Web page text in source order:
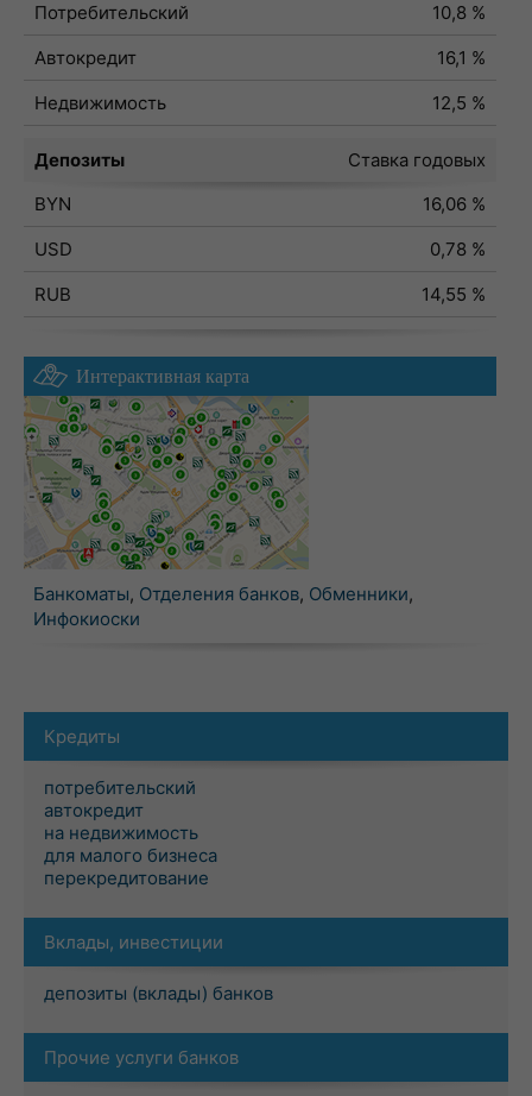
Потребительский
10,8 %
Автокредит
16,1 %
Недвижимость
12,5 %
Депозиты
Ставка годовых
BYN
16,06 %
USD
0,78 %
RUB
14,55 %
Интерактивная карта
Банкоматы, Отделения банков, Обменники,
Инфокиоски
Кредиты
потребительский
автокредит
на недвижимость
для малого бизнеса
перекредитование
Вклады, инвестиции
депозиты (вклады) банков
Прочие услуги банков